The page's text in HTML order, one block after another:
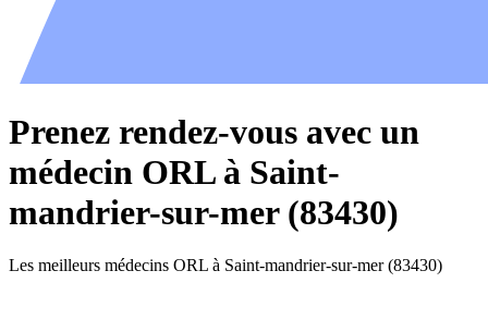
Prenez rendez-vous avec un
médecin ORL à Saint-
mandrier-sur-mer (83430)
Les meilleurs médecins ORL à Saint-mandrier-sur-mer (83430)